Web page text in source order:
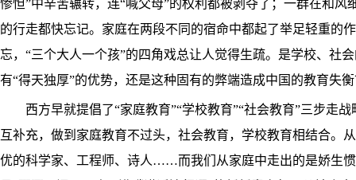
惨怛”中辛苦辗转，连“喊父母”的权利都被剥夺了；一群在和风
的行走都快忘记。家庭在两段不同的宿命中都起了举足轻重的
忘，“三个大人一个孩”的四角戏总让人觉得生疏。是学校、社
有“得天独厚”的优势，还是这种固有的弊端造成中国的教育失
西方早就提倡了“家庭教育”“学校教育”“社会教育”三步走战
互补充，做到家庭教育不过头，社会教育，学校教育相结合。
优的科学家、工程师、诗人……而我们从家庭中走出的是娇生